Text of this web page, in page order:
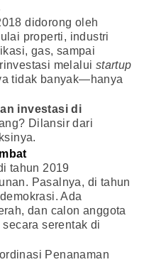
didorong oleh
properti, industri
gas, sampai
melalui startup
tidak banyak—hanya
investasi di
Dilansir dari
tahun 2019
Pasalnya, di tahun
Ada
dan calon anggota
serentak di
Penanaman